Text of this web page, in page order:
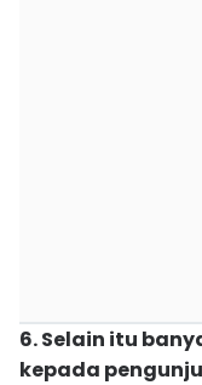
6. Selain itu
kepada